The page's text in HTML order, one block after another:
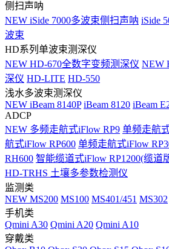
侧扫声呐
NEW iSide 7000多波束侧扫声呐 iSide
波束
HD系列单波束测深仪
NEW HD-670全数字变频测深仪 NEW
深仪 HD-LITE HD-550
浅水多波束测深仪
NEW iBeam 8140P iBeam 8120 iBeam
ADCP
NEW 多频走航式iFlow RP9 单频走航
航式iFlow RP600 单频走航式iFlow
RH600 智能缆道式iFlow RP1200(缆道
HD-TRHS 土壤多参数检测仪
监测类
NEW MS200 MS100 MS401/451 MS302
手机类
Qmini A30 Qmini A20 Qmini A10
穿戴类